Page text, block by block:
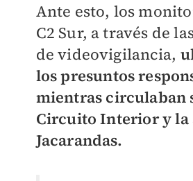
Ante esto, los
C2 Sur, a través de
de videovigilancia,
los presuntos
mientras circulaban
Circuito Interior y la
Jacarandas.